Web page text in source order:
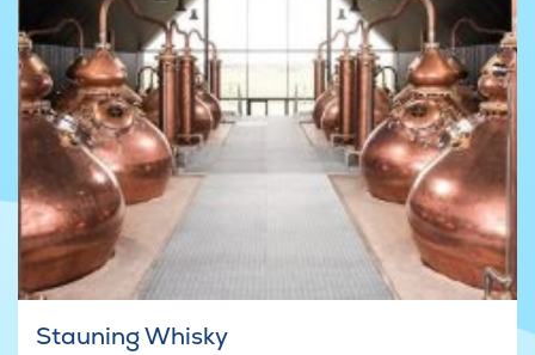
Stauning Whisky